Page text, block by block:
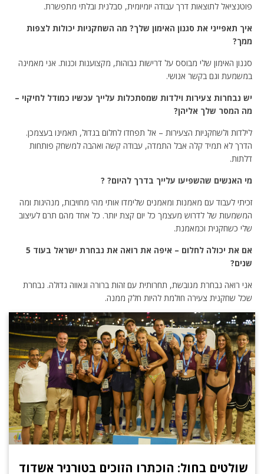
פוטנציאל לתוצאות דרך עבודה יומיומית, סבלנית ובלתי מתפשרת.
איך תאפייני את סגנון האימון שלך? מה השחקניות יכולות לצפות
ממך?
סגנון האימון שלי מבוסס על דרישות גבוהות, מקצוענות וכנות. אני מאמינה
במשמעת וגם בקשר אנושי.
יש נבחרות צעירות וילדות שמסתכלות עלייך עכשיו כמודל לחיקוי –
מה המסר שלך אליהן?
לילדות ולשחקניות הצעירות – אל תפחדו לחלום בגדול, תאמינו בעצמכן.
הדרך לא תמיד קלה אבל התמדה, עבודה קשה ואהבה למשחק פותחות
דלתות.
מי האנשים שהשפיעו עלייך בדרך להיום? ?
זכיתי לעבוד עם מאמנות ומאמנים שלימדו אותי מהי מחויבות, מנהיגות ומה
המשמעות של לדרוש מעצמך כל יום קצת יותר. כל אחד מהם תרם לעיצוב
שלי כשחקנית וכמאמנת.
אם את יכולה לחלום – איפה את רואה את נבחרת ישראל בעוד 5
שנים?
אני רואה נבחרת מגובשת, תחרותית עם זהות ברורה וגאווה גדולה. נבחרת
שכל שחקנית צעירה חולמת להיות חלק ממנה.
שולטים בחול: הוכתרו הזוכים בטורניר אשדוד